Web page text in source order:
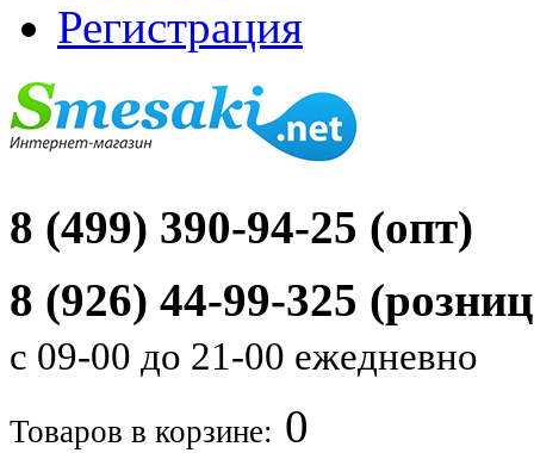
Регистрация
8 (499) 390-94-25 (опт)
8 (926) 44-99-325
с 09-00 до 21-00 ежедневно
Товаров в корзине: 0